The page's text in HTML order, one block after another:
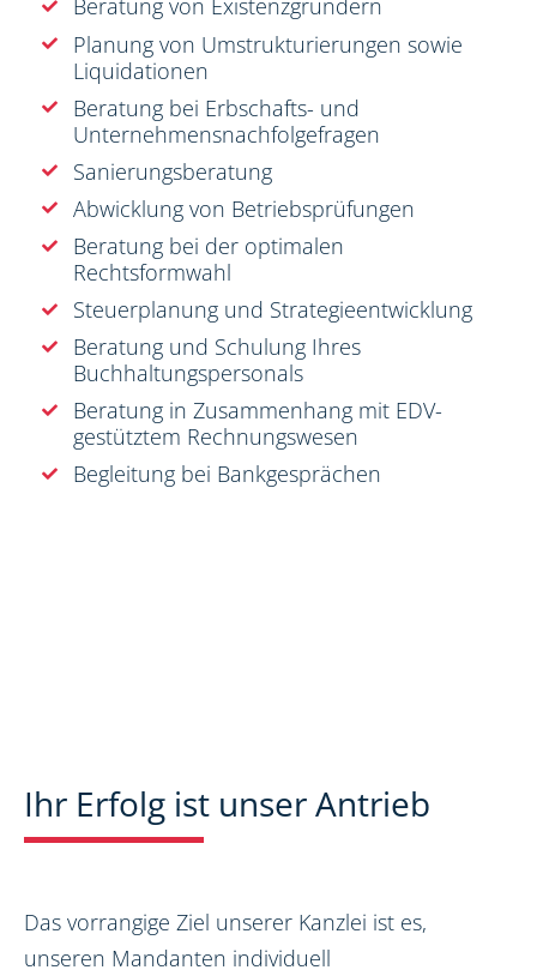
Beratung von Existenzgründern
Planung von Umstrukturierungen sowie
Liquidationen
Beratung bei Erbschafts- und
Unternehmensnachfolgefragen
Sanierungsberatung
Abwicklung von Betriebsprüfungen
Beratung bei der optimalen
Rechtsformwahl
Steuerplanung und Strategieentwicklung
Beratung und Schulung Ihres
Buchhaltungspersonals
Beratung in Zusammenhang mit EDV-
gestütztem Rechnungswesen
Begleitung bei Bankgesprächen
Ihr Erfolg ist unser Antrieb
Das vorrangige Ziel unserer Kanzlei ist es,
unseren Mandanten individuell